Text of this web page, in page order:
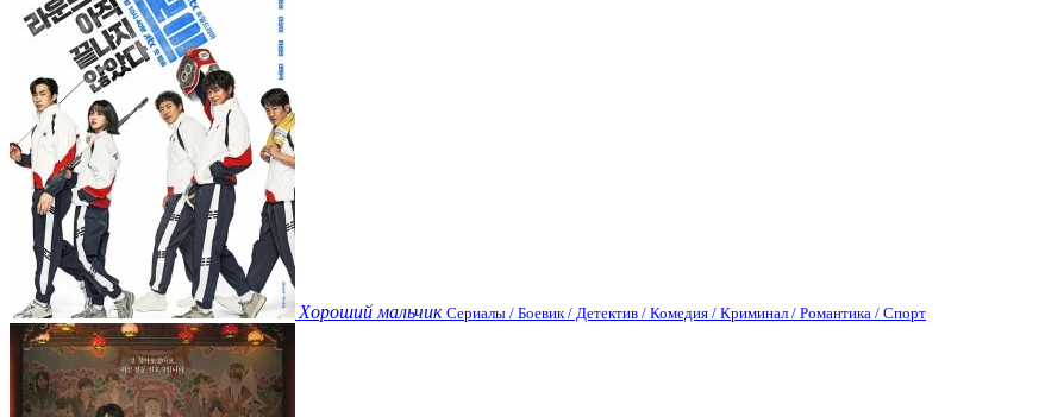
Хороший мальчик Сериалы / Боевик / Детектив / Комедия / Криминал / Романтика / Спорт